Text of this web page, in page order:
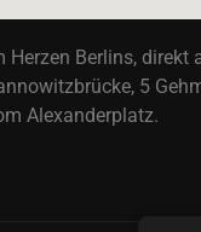
Herzen Berlins, direkt
5
Alexanderplatz.